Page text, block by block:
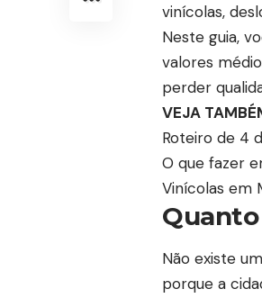
vinícolas,
Neste guia,
valores
perder
VEJA
Roteiro de 4
O que fazer
Vinícolas em
Não existe
porque a